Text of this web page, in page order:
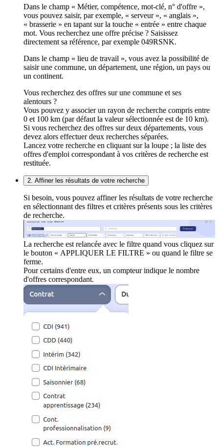
Dans le champ « Métier, compétence, mot-clé, n° d'offre »,
vous pouvez saisir, par exemple, « serveur », « anglais »,
« brasserie » en tapant sur la touche « entrée » entre chaque
mot. Vous recherchez une offre précise ? Saisissez
directement sa référence, par exemple 049RSNK.
Dans le champ « lieu de travail », vous avez la possibilité de
saisir une commune, un département, une région, un pays ou
un continent.
Vous recherchez des offres sur une commune et ses
alentours ?
Vous pouvez y associer un rayon de recherche compris entre
0 et 100 km (par défaut la valeur sélectionnée est de 10 km).
Si vous recherchez des offres sur deux départements, vous
devez alors effectuer deux recherches séparées.
Lancez votre recherche en cliquant sur la loupe ; la liste des
offres d'emploi correspondant à vos critères de recherche est
restituée.
2. Affiner les résultats de votre recherche
Si besoin, vous pouvez affiner les résultats de votre recherche
en sélectionnant des filtres et critères présents sous les critères
de recherche.
La recherche est relancée avec le filtre quand vous cliquez sur
le bouton « APPLIQUER LE FILTRE » ou quand le filtre se
ferme.
Pour certains d'entre eux, un compteur indique le nombre
d'offres correspondant.